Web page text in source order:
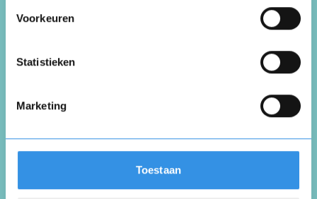
Voorkeuren
Statistieken
Marketing
Toestaan